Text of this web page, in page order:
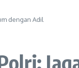
dengan Adil